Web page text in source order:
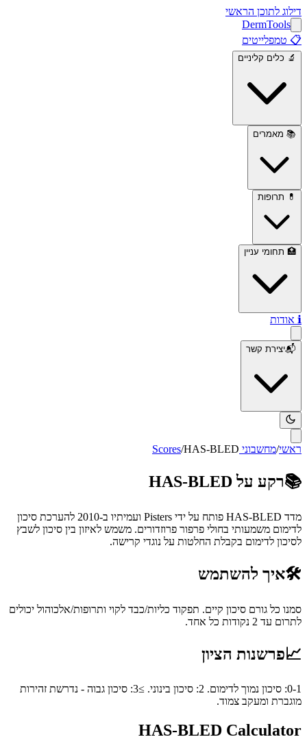
דילוג לתוכן הראשי
DermTools
📋 טמפלייטים
🔬 כלים קליניים
📚 מאמרים
💊 תרופות
🏥 תחומי עניין
ℹ️ אודות
📬יצירת קשר
ראשי/מחשבוני Scores /HAS-BLED
📚רקע עלHAS-BLED
מדד HAS-BLED פותח על ידי Pisters ועמיתיו ב-2010 להערכת סיכון
לדימום משמעותי בחולי פרפור פרוזדורים. משמש לאיזון בין סיכון לשבץ
לסיכון לדימום בקבלת החלטות על נוגדי קרישה.
🛠️איך להשתמש
סמנו כל גורם סיכון קיים. תפקוד כליות/כבד לקוי ותרופות/אלכוהול יכולים
לתרום עד 2 נקודות כל אחד.
📈פרשנות הציון
0-1: סיכון נמוך לדימום. 2: סיכון בינוני. ≥3: סיכון גבוה - נדרשת זהירות
מוגברת ומעקב צמוד.
HAS-BLED Calculator